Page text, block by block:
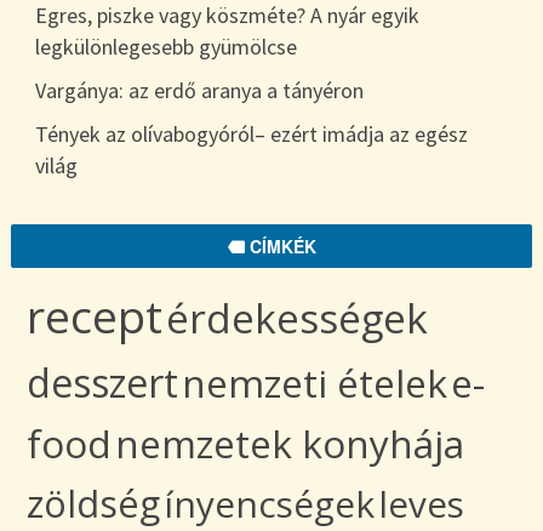
Egres, piszke vagy köszméte? A nyár egyik
legkülönlegesebb gyümölcse
Vargánya: az erdő aranya a tányéron
Tények az olívabogyóról– ezért imádja az egész
világ
CÍMKÉK
receptérdekességek
desszertnemzeti ételeke-
food nemzetek konyhája
zöldségínyencségekleves